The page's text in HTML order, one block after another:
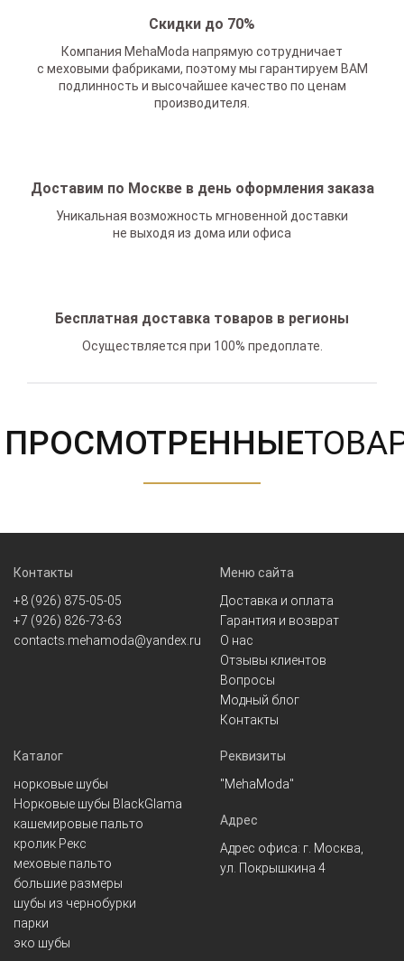
Скидки до 70%
Компания MehaModa напрямую сотрудничает
с меховыми фабриками, поэтому мы гарантируем ВАМ
подлинность и высочайшее качество по ценам
производителя.
Доставим по Москве в день оформления заказа
Уникальная возможность мгновенной доставки
не выходя из дома или офиса
Бесплатная доставка товаров в регионы
Осуществляется при 100% предоплате.
ПРОСМОТРЕННЫЕ
Контакты
+8 (926) 875-05-05
+7 (926) 826-73-63
contacts.mehamoda@yandex.ru
Меню сайта
Доставка и оплата
Гарантия и возврат
О нас
Отзывы клиентов
Вопросы
Модный блог
Контакты
Каталог
норковые шубы
Норковые шубы BlackGlama
кашемировые пальто
кролик Рекс
меховые пальто
большие размеры
шубы из чернобурки
парки
эко шубы
Реквизиты
"MehaModa"
Адрес
Адрес офиса: г. Москва,
ул. Покрышкина 4